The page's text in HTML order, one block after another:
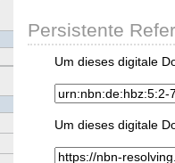
Persistente
Um dieses digitale
Um dieses digitale